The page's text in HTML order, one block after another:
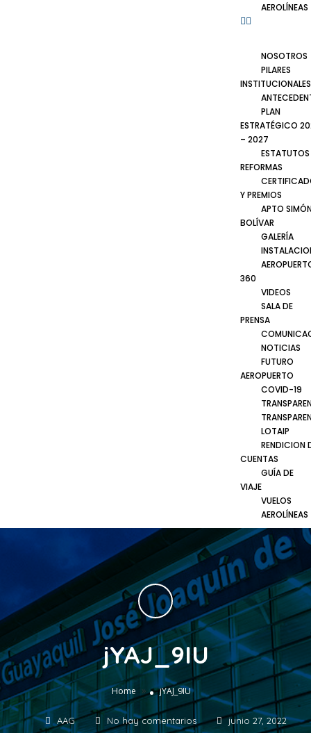
AEROLÍNEAS
NOSOTROS
PILARES
INSTITUCIONALES
PLAN
ESTRATÉGICO
– 2027
ESTATUTOS
REFORMAS
Y PREMIOS
APTO
BOLÍVAR
GALERÍA
360
VIDEOS
SALA DE
PRENSA
NOTICIAS
FUTURO
AEROPUERTO
COVID-19
LOTAIP
RENDICION
CUENTAS
GUÍA DE
VIAJE
VUELOS
AEROLÍNEAS
jYAJ_9IU
Home » jYAJ_9IU
AAG No hay comentarios junio 27, 2022